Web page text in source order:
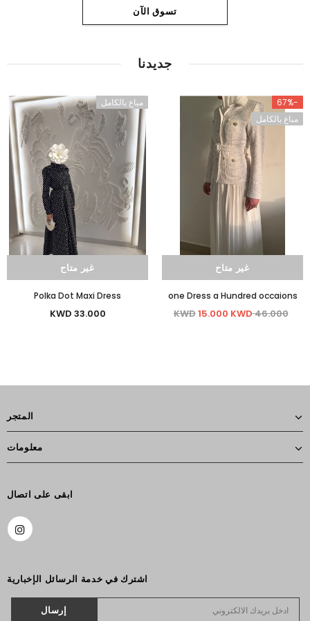
تسوق الآن
جديدنا
-67%
مباع بالكامل
غير متاح
one Dress a Hundred occaions
46.000 KWD
15.000 KWD
مباع بالكامل
غير متاح
Polka Dot Maxi Dress
33.000 KWD
المتجر
معلومات
ابقى على اتصال
اشترك في خدمة الرسائل الإخبارية